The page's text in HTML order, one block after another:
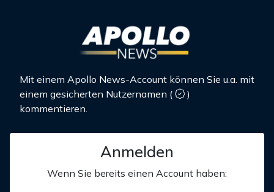
Mit einem Apollo News-Account können Sie u.a. mit
einem gesicherten Nutzernamen (
)
kommentieren.
Anmelden
Wenn Sie bereits einen Account haben: